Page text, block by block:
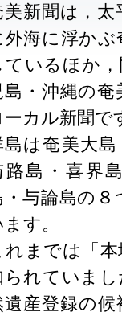
美新聞は，
外海に浮か
ているほか
島・沖縄の
ーカル新聞で
島は奄美大
路島・喜界
・与論島の
す。
れまでは「
られていま
遺産登録の